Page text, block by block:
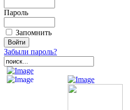
Пароль
Запомнить
Забыли пароль?